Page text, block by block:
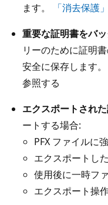
ます。
「消去保護」
重要な証明書をバ
リーのために証明
安全に保存します。
参照する
エクスポートされ
ートする場合:
PFX ファイルに
エクスポートし
使用後に一時フ
エクスポート操